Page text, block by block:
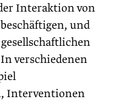
Interaktion von
und
verschiedenen
Interventionen